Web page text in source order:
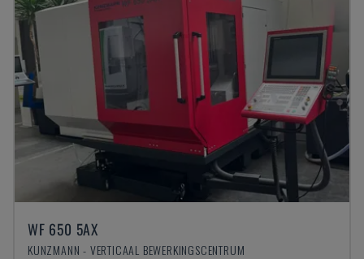
WF 650 5AX
KUNZMANN - VERTICAAL BEWERKINGSCENTRUM